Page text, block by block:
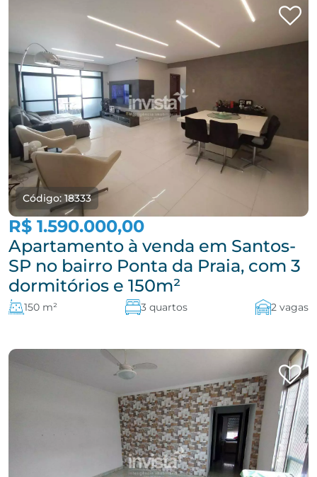
Código: 18333
R$ 1.590.000,00
Apartamento à venda em Santos-
SP no bairro Ponta da Praia, com 3
dormitórios e 150m²
150 m² 3 quartos 2 vagas